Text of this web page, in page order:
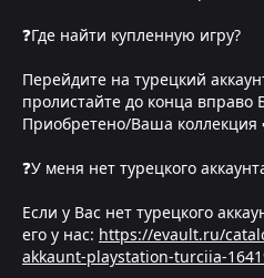
❓Где найти купленную игру?
Перейдите на турецкий
пролистайте до конца вправо
Приобретено/Ваша коллекция
❓У меня нет турецкого
Если у Вас нет турецкого
его у нас: https://evault.ru/
akkaunt-playstation-turciia-